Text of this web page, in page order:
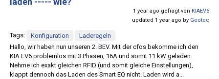
1 year ago gefragt von KIAEV6
updated 1 year ago by Geotec
Tags: Konfiguration
Laderegeln
Hallo, wir haben nun unseren 2. BEV. Mit der cfos bekomme ich den
KIA EV6 problemlos mit 3 Phasen, 16A und somit 11 kW geladen.
Nehme ich exakt gleichen RFID (und somit gleiche Einstellungen),
klappt dennoch das Laden des Smart EQ nicht. Laden wird a...